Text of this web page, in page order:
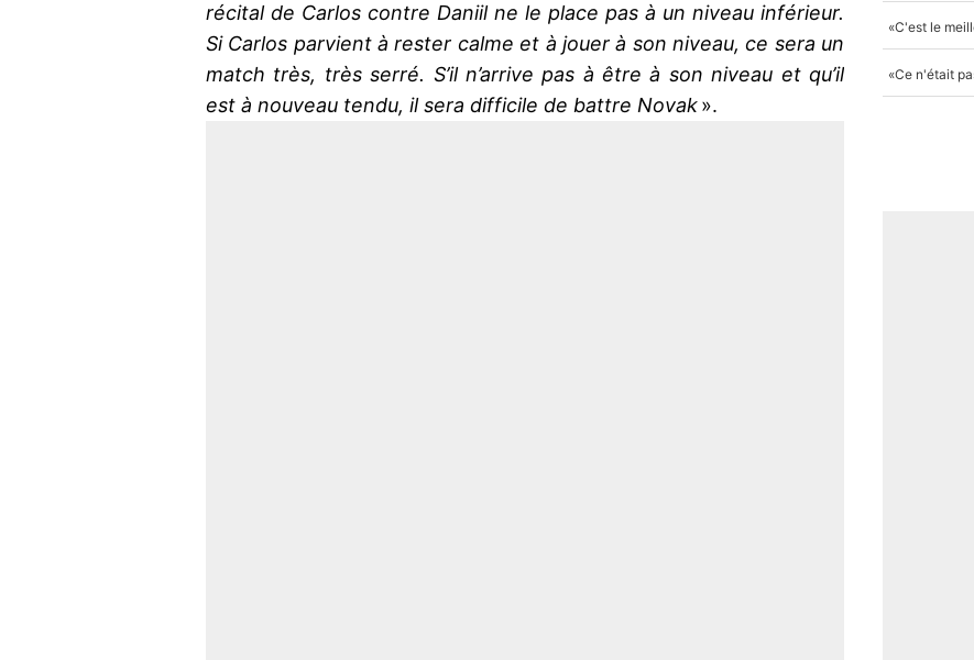
récital de Carlos contre Daniil ne le place pas à un niveau inférieur.
Si Carlos parvient à rester calme et à jouer à son niveau, ce sera un
match très, très serré. S’il n’arrive pas à être à son niveau et qu’il
est à nouveau tendu, il sera difficile de battre Novak».